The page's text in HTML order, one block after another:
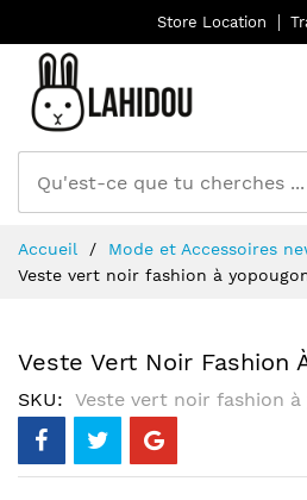
Store Location
au
contenu
Accueil
Mode et Accessoires
Veste vert noir fashion à
Veste Vert Noir Fashion
SKU Veste vert noir fashion à